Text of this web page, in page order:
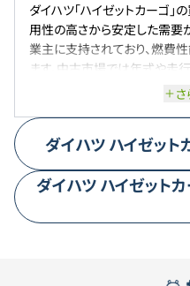
ダイハツ「ハイゼットカーゴ
用性の高さから安定した需要
業主に支持されており、燃費
ます。中古市場では年式や走
の、耐久性のある車両が多い
高値を維持しています。一方
から、極端な高値は期待しに
トカーゴは「高値が付きやす
なリセールバリューを保って
らの根強い支持により、今後
られます。
ダイハツ ハイゼット
ダイハツハイゼット